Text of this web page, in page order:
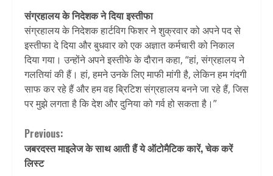
संग्रहालय के निदेशक ने दिया इस्तीफा
संग्रहालय के निदेशक हार्टविग फिशर ने शुक्रवार को अपने पद से
इस्तीफा दे दिया और बुधवार को एक अज्ञात कर्मचारी को निकाल
दिया गया। उन्होंने अपने इस्तीफे के दौरान कहा, “हां, संग्रहालय ने
गलतियां की हैं। हां, हमने उनके लिए माफी मांगी है, लेकिन हम गंदगी
साफ कर रहे हैं और हम वह ब्रिटिश संग्रहालय बनने जा रहे हैं, जिस
पर मुझे लगता है कि देश और दुनिया को गर्व हो सकता है।”
Continue
Reading
Previous:
जबरदस्त माइलेज के साथ आती हैं ये ऑटोमैटिक कारें, चेक करें
लिस्ट